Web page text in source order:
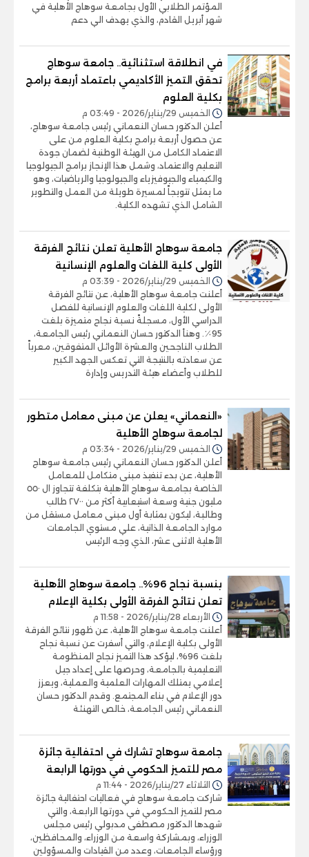
المؤتمر الطلابي الأول بجامعة سوهاج الأهلية في
شهر أبريل القادم، والذي يهدف الي دعم
في انطلاقة استثنائية.. جامعة سوهاج
تحقق التميز الأكاديمي باعتماد أربعة برامج
بكلية العلوم
الخميس 29/يناير/2026 - 03:49 م
أعلن الدكتور حسان النعماني رئيس جامعة سوهاج،
عن حصول أربعة برامج بكلية العلوم من على
الاعتماد الكامل من الهيئة الوطنية لضمان جودة
التعليم والاعتماد، وشمل هذا الإنجاز برامج الجيولوجيا
والكيمياء والجيوفيزياء والجيولوجيا والرياضيات، وهو
ما يمثل تتويجاً لمسيرة طويلة من العمل والتطوير
الشامل الذي تشهده الكلية.
جامعة سوهاج الأهلية تعلن نتائج الفرقة
الأولى كلية اللغات والعلوم الإنسانية
الخميس 29/يناير/2026 - 03:39 م
أعلنت جامعة سوهاج الأهلية، عن نتائج الفرقة
الأولى لكلية اللغات والعلوم الإنسانية للفصل
الدراسي الأول، مسجلةً نسبة نجاح متميزة بلغت
95٪. وهنأ الدكتور حسان النعماني رئيس الجامعة،
الطلاب الناجحين والعشرة الأوائل المتفوقين، معرباً
عن سعادته بالنتيجة التي تعكس الجهد الكبير
للطلاب وأعضاء هيئة التدريس وإدارة
«النعماني» يعلن عن مبنى معامل متطور
لجامعة سوهاج الأهلية
الخميس 29/يناير/2026 - 03:34 م
أعلن الدكتور حسان النعماني رئيس جامعة سوهاج
الأهلية، عن بدء تنفيذ مبنى متكامل للمعامل
الخاصة بجامعة سوهاج الأهلية بتكلفة تتجاوز ال ٥٥٠
مليون جنية وسعة استيعابية أكثر من ٢٧٠٠ طالب
وطالبة، ليكون بمثابة أول مبنى معامل مستقل من
موارد الجامعة الذاتية، علي مستوي الجامعات
الأهلية الاثنى عشر، الذي وجه الرئيس
بنسبة نجاح 96%.. جامعة سوهاج الأهلية
تعلن نتائج الفرقة الأولى بكلية الإعلام
الأربعاء 28/يناير/2026 - 11:58 م
أعلنت جامعة سوهاج الأهلية، عن ظهور نتائج الفرقة
الأولى بكلية الإعلام، والتي أسفرت عن نسبة نجاح
بلغت 96%، ليؤكد هذا التميز نجاح المنظومة
التعليمية بالجامعة، وحرصها على إعداد جيل
إعلامي يمتلك المهارات العلمية والعملية، ويعزز
دور الإعلام في بناء المجتمع. وقدم الدكتور حسان
النعماني رئيس الجامعة، خالص التهنئة
جامعة سوهاج تشارك في احتفالية جائزة
مصر للتميز الحكومي في دورتها الرابعة
الثلاثاء 27/يناير/2026 - 11:44 م
شاركت جامعة سوهاج في فعاليات احتفالية جائزة
مصر للتميز الحكومي في دورتها الرابعة، والتي
شهدها الدكتور مصطفى مدبولي رئيس مجلس
الوزراء، وبمشاركة واسعة من الوزراء، والمحافظين،
ورؤساء الجامعات، وعدد من القيادات والمسؤولين